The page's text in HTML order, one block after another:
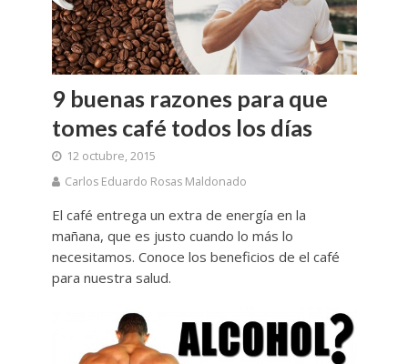
9 buenas razones para que
tomes café todos los días
12 octubre, 2015
Carlos Eduardo Rosas Maldonado
El café entrega un extra de energía en la
mañana, que es justo cuando lo más lo
necesitamos. Conoce los beneficios de el café
para nuestra salud.